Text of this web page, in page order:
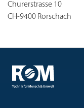
Churerstrasse 10
CH-9400 Rorschach